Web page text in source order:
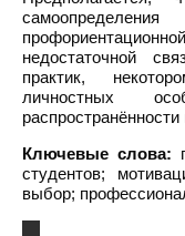
недостаточной
практик,
личностных
распространённости
Ключевые слова:
студентов;
выбор;